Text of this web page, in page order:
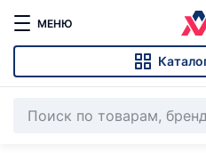
МЕНЮ